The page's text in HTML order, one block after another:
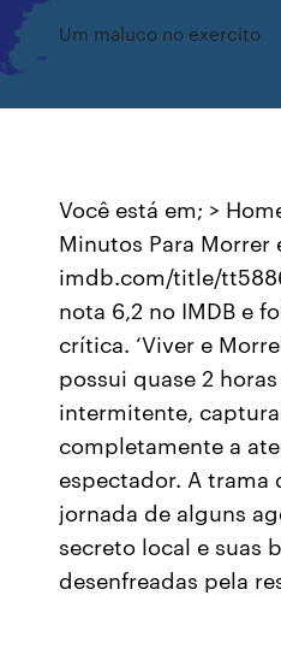
Um maluco no exercito
Você está em; >
Minutos Para
imdb.com/title/
nota 6,2 no IMDB e
crítica. ‘Viver e
possui quase 2
intermitente,
completamente a
espectador. A trama
jornada de alguns
secreto local e suas
desenfreadas pela